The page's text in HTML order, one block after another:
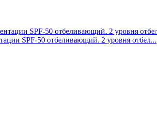
SPF-50 отбеливающий. 2 уровня отбел...